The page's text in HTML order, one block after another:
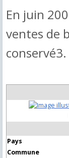
En juin
ventes de
conservé3.
Pays
Commune